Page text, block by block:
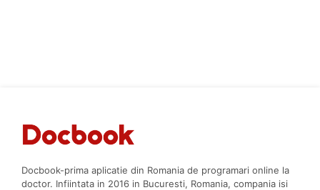
Docbook-prima aplicatie din Romania de programari online la
doctor. Infiintata in 2016 in Bucuresti, Romania, compania isi